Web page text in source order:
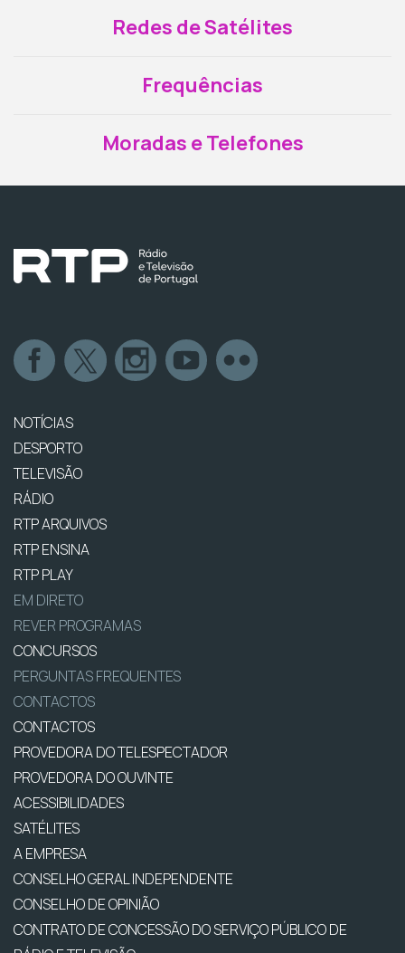
Redes de Satélites
Frequências
Moradas e Telefones
NOTÍCIAS
DESPORTO
TELEVISÃO
RÁDIO
RTP ARQUIVOS
RTP ENSINA
RTP PLAY
EM DIRETO
REVER PROGRAMAS
CONCURSOS
PERGUNTAS FREQUENTES
CONTACTOS
CONTACTOS
PROVEDORA DO TELESPECTADOR
PROVEDORA DO OUVINTE
ACESSIBILIDADES
SATÉLITES
A EMPRESA
CONSELHO GERAL INDEPENDENTE
CONSELHO DE OPINIÃO
CONTRATO DE CONCESSÃO DO SERVIÇO PÚBLICO DE